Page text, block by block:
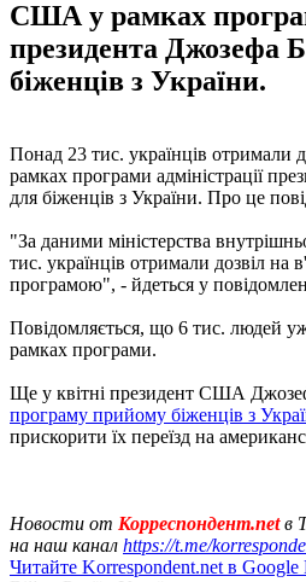
США у рамках
президента Джозефа
біженців з України.
Понад 23 тис. українців отримали
рамках програми адміністрації
для біженців з України. Про це
"За даними міністерства
тис. українців отримали дозвіл
програмою", - йдеться у
Повідомляється, що 6 тис. людей
рамках програми.
Ще у квітні президент США
програму прийому біженців з
прискорити їх переїзд на
Новости от Корреспондент.netв
на наш канал https://t.me/
Читайте Korrespondent.net в Google